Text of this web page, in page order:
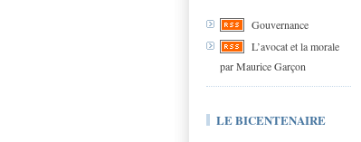
Gouvernance
L’avocat et la morale
par Maurice Garçon
LE BICENTENAIRE